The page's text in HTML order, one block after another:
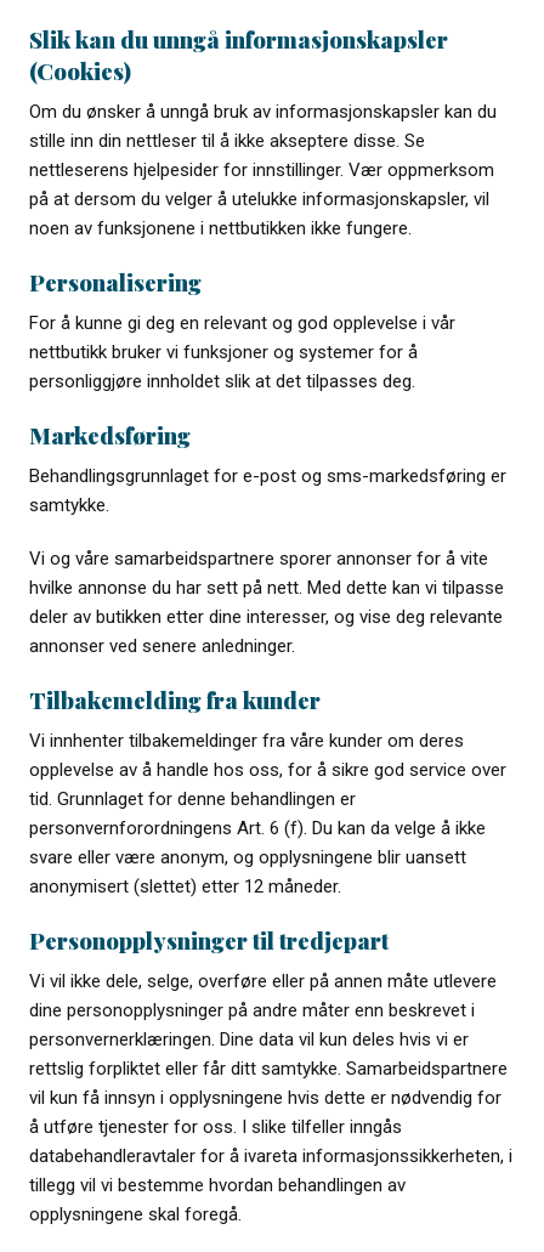
Slik kan du unngå informasjonskapsler
(Cookies)
Om du ønsker å unngå bruk av informasjonskapsler kan du
stille inn din nettleser til å ikke akseptere disse. Se
nettleserens hjelpesider for innstillinger. Vær oppmerksom
på at dersom du velger å utelukke informasjonskapsler, vil
noen av funksjonene i nettbutikken ikke fungere.
Personalisering
For å kunne gi deg en relevant og god opplevelse i vår
nettbutikk bruker vi funksjoner og systemer for å
personliggjøre innholdet slik at det tilpasses deg.
Markedsføring
Behandlingsgrunnlaget for e-post og sms-markedsføring er
samtykke.
Vi og våre samarbeidspartnere sporer annonser for å vite
hvilke annonse du har sett på nett. Med dette kan vi tilpasse
deler av butikken etter dine interesser, og vise deg relevante
annonser ved senere anledninger.
Tilbakemelding fra kunder
Vi innhenter tilbakemeldinger fra våre kunder om deres
opplevelse av å handle hos oss, for å sikre god service over
tid. Grunnlaget for denne behandlingen er
personvernforordningens Art. 6 (f). Du kan da velge å ikke
svare eller være anonym, og opplysningene blir uansett
anonymisert (slettet) etter 12 måneder.
Personopplysninger til tredjepart
Vi vil ikke dele, selge, overføre eller på annen måte utlevere
dine personopplysninger på andre måter enn beskrevet i
personvernerklæringen. Dine data vil kun deles hvis vi er
rettslig forpliktet eller får ditt samtykke. Samarbeidspartnere
vil kun få innsyn i opplysningene hvis dette er nødvendig for
å utføre tjenester for oss. I slike tilfeller inngås
databehandleravtaler for å ivareta informasjonssikkerheten, i
tillegg vil vi bestemme hvordan behandlingen av
opplysningene skal foregå.